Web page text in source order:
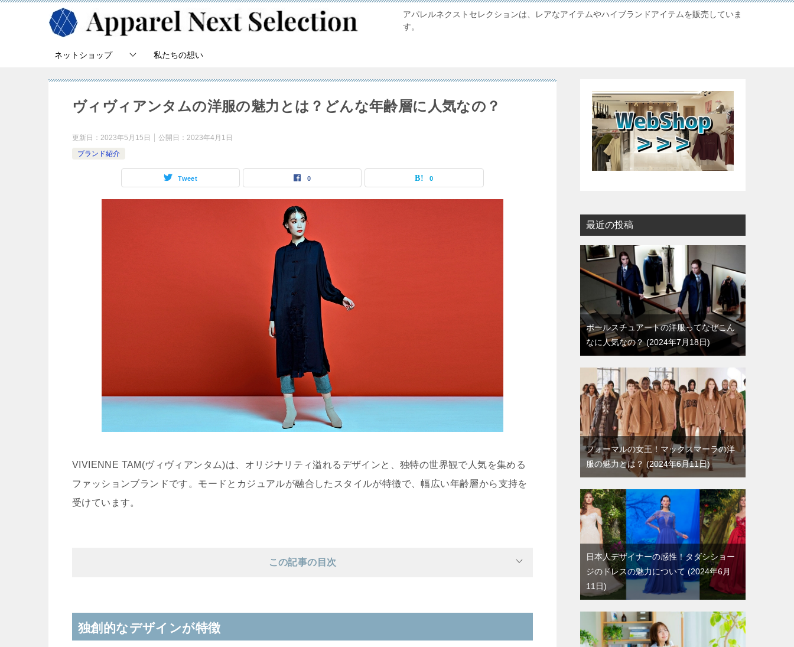
アパレルネクストセレクションは、レアなアイテムやハイブランドアイテムを販売していま
す。
ネットショップ 私たちの想い
ヴィヴィアンタムの洋服の魅力とは？どんな年齢層に人気なの？
更新日： 2023年5月15日 公開日： 2023年4月1日
ブランド紹介
Tweet 0 0
VIVIENNE TAM(ヴィヴィアンタム)は、オリジナリティ溢れるデザインと、独特の世界観で人気を集める
ファッションブランドです。モードとカジュアルが融合したスタイルが特徴で、幅広い年齢層から支持を
受けています。
この記事の目次
独創的なデザインが特徴
最近の投稿
ポールスチュアートの洋服ってなぜこん
なに人気なの？
2024年7月18日
フォーマルの女王！マックスマーラの洋
服の魅力とは？
2024年6月11日
日本人デザイナーの感性！タダシショー
ジのドレスの魅力について
2024年6月
11日